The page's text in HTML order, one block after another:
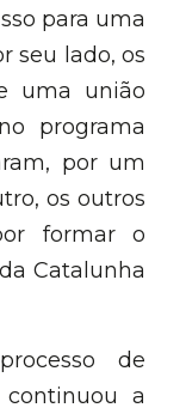
para uma
seu lado, os
uma união
programa
por um
os outros
formar o
Catalunha
de
a